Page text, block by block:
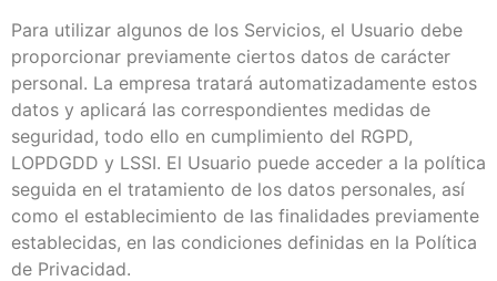
Para utilizar algunos de los Servicios, el Usuario debe
proporcionar previamente ciertos datos de carácter
personal. La empresa tratará automatizadamente estos
datos y aplicará las correspondientes medidas de
seguridad, todo ello en cumplimiento del RGPD,
LOPDGDD y LSSI. El Usuario puede acceder a la política
seguida en el tratamiento de los datos personales, así
como el establecimiento de las finalidades previamente
establecidas, en las condiciones definidas en la Política
de Privacidad.